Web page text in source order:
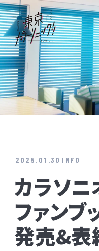
2025.01.30 INFO
カラソニ
ファン
発売&表